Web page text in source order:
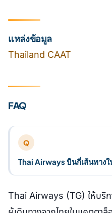
แหล่งข้อมูล
Thailand CAAT
FAQ
Q
Thai Airways บินกี่เส้นทาง
Thai Airways (TG) ให้บริก